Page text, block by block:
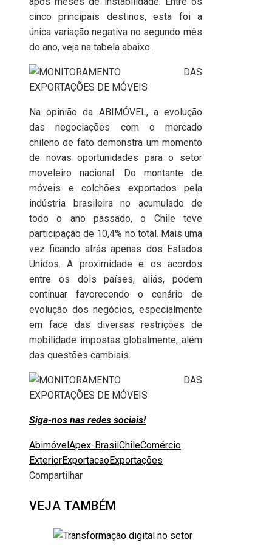
cinco principais destinos, esta foi a
única variação negativa no segundo mês
do ano, veja na tabela abaixo.
Na opinião da ABIMÓVEL, a evolução
das negociações com o mercado
chileno de fato demonstra um momento
de novas oportunidades para o setor
moveleiro nacional. Do montante de
móveis e colchões exportados pela
indústria brasileira no acumulado de
todo o ano passado, o Chile teve
participação de 10,4% no total. Mais uma
vez ficando atrás apenas dos Estados
Unidos. A proximidade e os acordos
entre os dois países, aliás, podem
continuar favorecendo o cenário de
evolução dos negócios, especialmente
em face das diversas restrições de
mobilidade impostas globalmente, além
das questões cambiais.
Siga-nos nas redes sociais!
Abimóvel Apex-Brasil ChileComércio
ExteriorExportacaoExportações
Compartilhar
VEJA TAMBÉM